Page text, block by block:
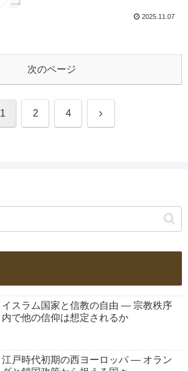
2025.11.07
次のページ
1 2 4 次
イスラム国家と信教の自由 ― 宗教秩序
内で他の信仰は想定されるか
江戸時代初期の西ヨーロッパ ― オラン